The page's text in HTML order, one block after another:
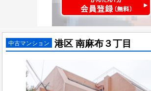
中古マンション 港区 南麻布３丁目